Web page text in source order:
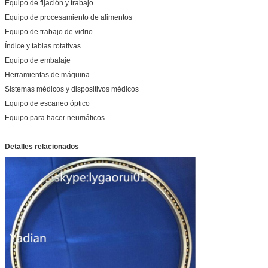
406.4 431.8
18
508
Equipo de fijación y trabajo
Equipo de procesamiento de alimentos
Equipo de trabajo de vidrio
Índice y tablas rotativas
Equipo de embalaje
Herramientas de máquina
Sistemas médicos y dispositivos médicos
Equipo de escaneo óptico
Equipo para hacer neumáticos
Detalles relacionados